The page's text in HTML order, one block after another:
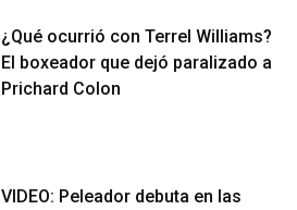
¿Qué ocurrió con Terrel Williams?
El boxeador que dejó paralizado a
Prichard Colon
VIDEO: Peleador debuta en las